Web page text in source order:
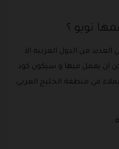
تويو ؟
من الدول العربية الا
ان يعمل فيها و سيكون كود
في منطقة الخليج العربي
.
.